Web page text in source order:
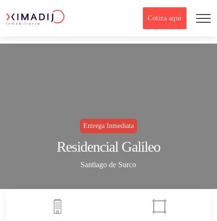
Cotiza aquí
Entrega Inmediata
Residencial Galileo
Santiago de Surco